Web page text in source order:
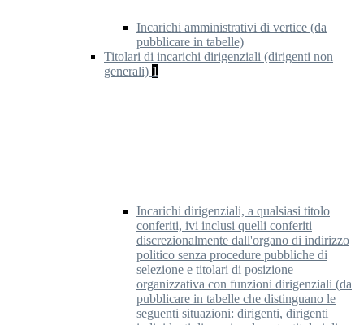
Incarichi amministrativi di vertice (da
pubblicare in tabelle)
Titolari di incarichi dirigenziali (dirigenti non
generali) 1
Incarichi dirigenziali, a qualsiasi titolo
conferiti, ivi inclusi quelli conferiti
discrezionalmente dall'organo di indirizzo
politico senza procedure pubbliche di
selezione e titolari di posizione
organizzativa con funzioni dirigenziali (da
pubblicare in tabelle che distinguano le
seguenti situazioni: dirigenti, dirigenti